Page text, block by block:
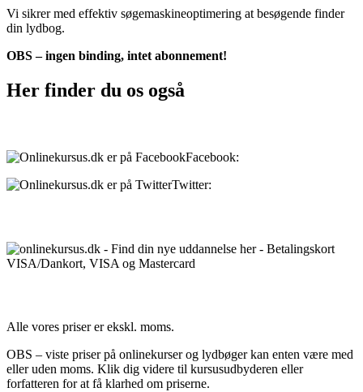
Vi sikrer med effektiv søgemaskineoptimering at besøgende finder
din lydbog.
OBS – ingen binding, intet abonnement!
Her finder du os også
Facebook:
Twitter:
Alle vores priser er ekskl. moms.
OBS – viste priser på onlinekurser og lydbøger kan enten være med
eller uden moms. Klik dig videre til kursusudbyderen eller
forfatteren for at få klarhed om priserne.